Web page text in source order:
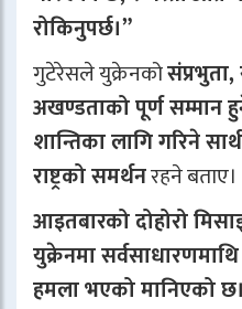
रोकिनुपर्छ।”
गुटेरेसले युक्रेनकोसंप्रभुता,
अखण्डताको पूर्ण सम्मान
शान्तिका लागि गरिने
राष्ट्रको समर्थनरहने बताए।
आइतबारको दोहोरो
युक्रेनमा
हमला भएको मानिएको छ।